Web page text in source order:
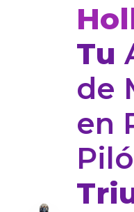
Tu
de
en